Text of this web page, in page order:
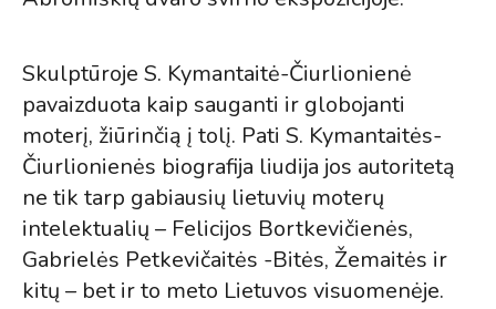
Skulptūroje S. Kymantaitė-Čiurlionienė
pavaizduota kaip sauganti ir globojanti
moterį, žiūrinčią į tolį. Pati S. Kymantaitės-
Čiurlionienės biografija liudija jos autoritetą
ne tik tarp gabiausių lietuvių moterų
intelektualių – Felicijos Bortkevičienės,
Gabrielės Petkevičaitės -Bitės, Žemaitės ir
kitų – bet ir to meto Lietuvos visuomenėje.